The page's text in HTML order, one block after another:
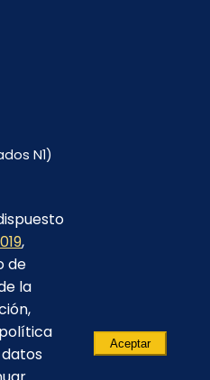
N1)
“Lista Corta”
,
de
la
Aceptar